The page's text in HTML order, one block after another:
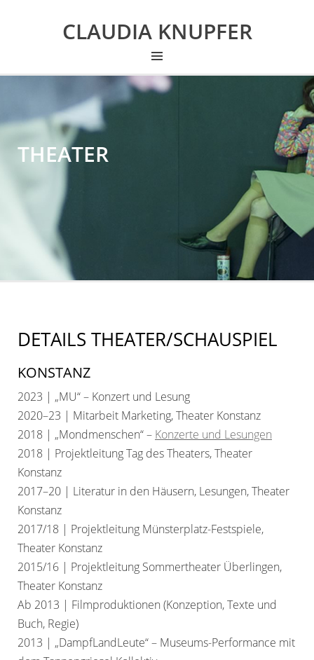
CLAUDIA KNUPFER
THEATER
DETAILS THEATER/SCHAUSPIEL
KONSTANZ
2023 | „MU“ – Konzert und Lesung
2020–23 | Mitarbeit Marketing, Theater Konstanz
2018 | „Mondmenschen“ – Konzerte und Lesungen
2018 | Projektleitung Tag des Theaters, Theater
Konstanz
2017–20 | Literatur in den Häusern, Lesungen, Theater
Konstanz
2017/18 | Projektleitung Münsterplatz-Festspiele,
Theater Konstanz
2015/16 | Projektleitung Sommertheater Überlingen,
Theater Konstanz
Ab 2013 | Filmproduktionen (Konzeption, Texte und
Buch, Regie)
2013 | „DampfLandLeute“ – Museums-Performance mit